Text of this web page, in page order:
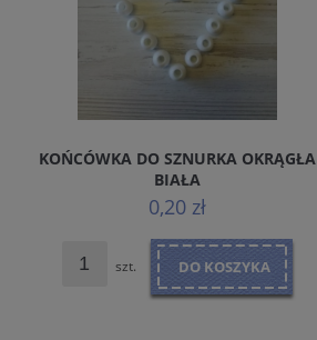
KOŃCÓWKA DO SZNURKA OKRĄGŁA
BIAŁA
0,20 zł
szt. DO KOSZYKA